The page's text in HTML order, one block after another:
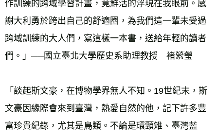
作訓練的跨域學習計畫，竟鮮活的浮現在我眼前。感
謝大利勇於跨出自己的舒適圈，為我們這一輩未受過
跨域訓練的大人們，寫這樣一本書，送給年輕的讀者
們。」──國立臺北大學歷史系助理教授　褚縈瑩
「談起斯文豪，在博物學界無人不知。19世紀末，斯
文豪因緣際會來到臺灣，熱愛自然的他，記下許多豐
富珍貴紀錄，尤其是鳥類。不論是環頸雉、臺灣藍